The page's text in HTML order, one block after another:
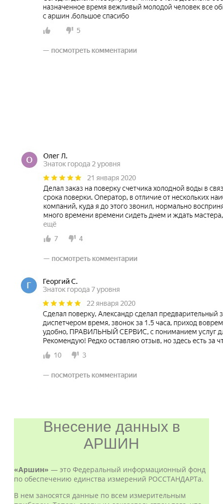
Внесение данных в
АРШИН
«Аршин» — это Федеральный информационный фонд
по обеспечению единства измерений РОССТАНДАРТа.
В нем заносятся данные по всем измерительным